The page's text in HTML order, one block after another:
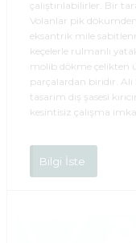
çalıştırılabilirler. Bir
Volanlar pik
eksantrik mile
keçelerle rulmanlı
molib dökme çelikten
parçalardan biridir. Ali
tasarım dış şasesi
kesintisiz çalışma
Bilgi İste